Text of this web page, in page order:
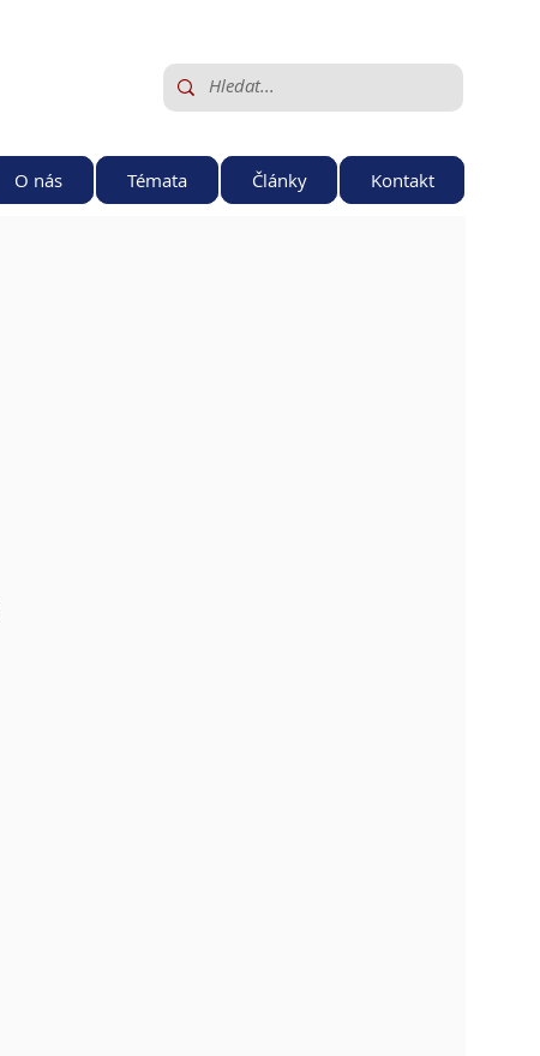
O nás Témata Články Kontakt